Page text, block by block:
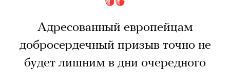
Адресованный европейцам
добросердечный призыв точно не
будет лишним в дни очередного